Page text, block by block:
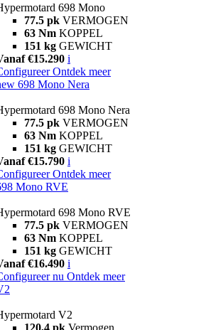
698 Mono
77.5 pk VERMOGEN
63 Nm KOPPEL
151 kg GEWICHT
€15.290 i
Ontdek meer
698 Mono Nera
698 Mono Nera
77.5 pk VERMOGEN
63 Nm KOPPEL
151 kg GEWICHT
€15.790 i
Ontdek meer
Mono RVE
698 Mono RVE
77.5 pk VERMOGEN
63 Nm KOPPEL
151 kg GEWICHT
€16.490 i
nu Ontdek meer
V2
120,4 pk Vermogen